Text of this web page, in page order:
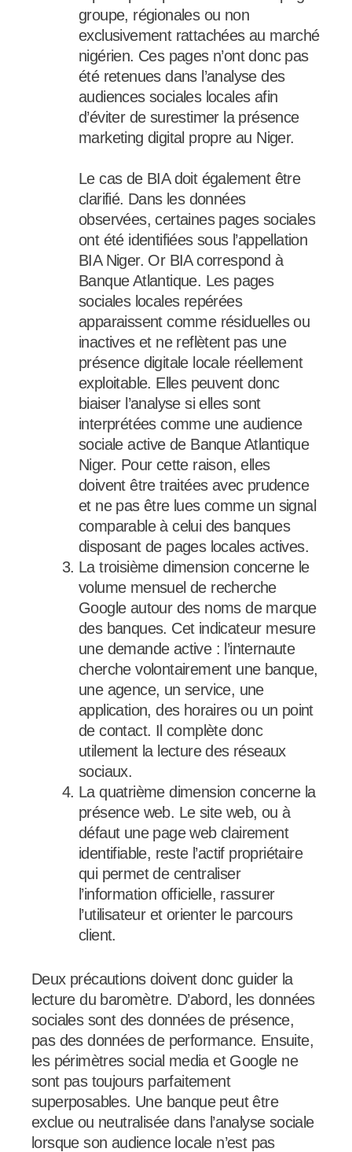
groupe, régionales ou non
exclusivement rattachées au marché
nigérien. Ces pages n’ont donc pas
été retenues dans l’analyse des
audiences sociales locales afin
d’éviter de surestimer la présence
marketing digital propre au Niger.
Le cas de BIA doit également être
clarifié. Dans les données
observées, certaines pages sociales
ont été identifiées sous l’appellation
BIA Niger. Or BIA correspond à
Banque Atlantique. Les pages
sociales locales repérées
apparaissent comme résiduelles ou
inactives et ne reflètent pas une
présence digitale locale réellement
exploitable. Elles peuvent donc
biaiser l’analyse si elles sont
interprétées comme une audience
sociale active de Banque Atlantique
Niger. Pour cette raison, elles
doivent être traitées avec prudence
et ne pas être lues comme un signal
comparable à celui des banques
disposant de pages locales actives.
La troisième dimension concerne le
volume mensuel de recherche
Google autour des noms de marque
des banques. Cet indicateur mesure
une demande active : l’internaute
cherche volontairement une banque,
une agence, un service, une
application, des horaires ou un point
de contact. Il complète donc
utilement la lecture des réseaux
sociaux.
La quatrième dimension concerne la
présence web. Le site web, ou à
défaut une page web clairement
identifiable, reste l’actif propriétaire
qui permet de centraliser
l’information officielle, rassurer
l’utilisateur et orienter le parcours
client.
Deux précautions doivent donc guider la
lecture du baromètre. D’abord, les données
sociales sont des données de présence,
pas des données de performance. Ensuite,
les périmètres social media et Google ne
sont pas toujours parfaitement
superposables. Une banque peut être
exclue ou neutralisée dans l’analyse sociale
lorsque son audience locale n’est pas